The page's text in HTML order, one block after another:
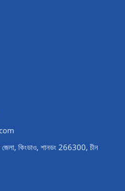
জেলা, কিংডাও, শানডং 266300, চীন